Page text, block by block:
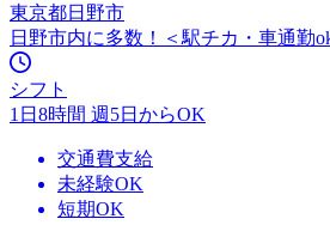
東京都日野市
日野市内に多数！＜駅チカ・車通勤
シフト
1日8時間 週5日からOK
交通費支給
未経験OK
短期OK